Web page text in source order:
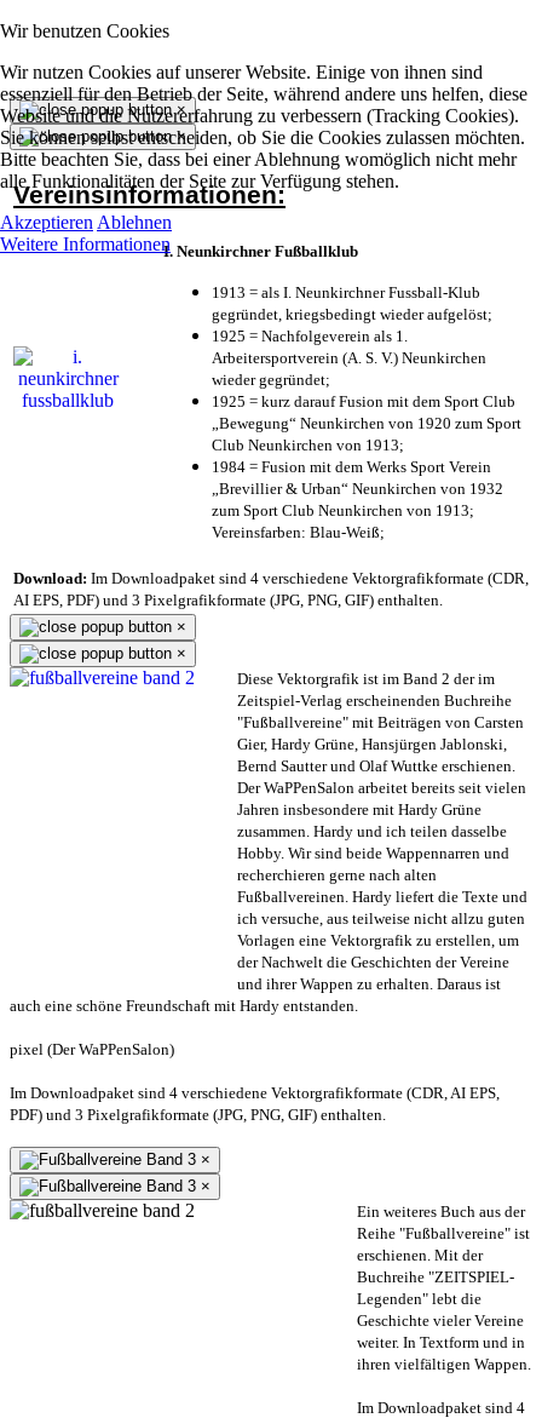
Wir benutzen Cookies
Wir nutzen Cookies auf unserer Website. Einige von ihnen sind
essenziell für den Betrieb der Seite, während andere uns helfen, diese
Website und die Nutzererfahrung zu verbessern (Tracking Cookies).
Sie können selbst entscheiden, ob Sie die Cookies zulassen möchten.
Bitte beachten Sie, dass bei einer Ablehnung womöglich nicht mehr
alle Funktionalitäten der Seite zur Verfügung stehen.
Akzeptieren Ablehnen
Weitere Informationen
×
×
Vereinsinformationen:
I. Neunkirchner Fußballklub
1913 = als I. Neunkirchner Fussball-Klub
gegründet, kriegsbedingt wieder aufgelöst;
1925 = Nachfolgeverein als 1.
Arbeitersportverein (A. S. V.) Neunkirchen
wieder gegründet;
1925 = kurz darauf Fusion mit dem Sport Club
„Bewegung“ Neunkirchen von 1920 zum Sport
Club Neunkirchen von 1913;
1984 = Fusion mit dem Werks Sport Verein
„Brevillier & Urban“ Neunkirchen von 1932
zum Sport Club Neunkirchen von 1913;
Vereinsfarben: Blau-Weiß;
Download: Im Downloadpaket sind 4 verschiedene Vektorgrafikformate (CDR,
AI EPS, PDF) und 3 Pixelgrafikformate (JPG, PNG, GIF) enthalten.
×
×
Diese Vektorgrafik ist im Band 2 der im
Zeitspiel-Verlag erscheinenden Buchreihe
"Fußballvereine" mit Beiträgen von Carsten
Gier, Hardy Grüne, Hansjürgen Jablonski,
Bernd Sautter und Olaf Wuttke erschienen.
Der WaPPenSalon arbeitet bereits seit vielen
Jahren insbesondere mit Hardy Grüne
zusammen. Hardy und ich teilen dasselbe
Hobby. Wir sind beide Wappennarren und
recherchieren gerne nach alten
Fußballvereinen. Hardy liefert die Texte und
ich versuche, aus teilweise nicht allzu guten
Vorlagen eine Vektorgrafik zu erstellen, um
der Nachwelt die Geschichten der Vereine
und ihrer Wappen zu erhalten. Daraus ist
auch eine schöne Freundschaft mit Hardy entstanden.
pixel (Der WaPPenSalon)
Im Downloadpaket sind 4 verschiedene Vektorgrafikformate (CDR, AI EPS,
PDF) und 3 Pixelgrafikformate (JPG, PNG, GIF) enthalten.
×
×
Ein weiteres Buch aus der
Reihe "Fußballvereine" ist
erschienen. Mit der
Buchreihe "ZEITSPIEL-
Legenden" lebt die
Geschichte vieler Vereine
weiter. In Textform und in
ihren vielfältigen Wappen.
Im Downloadpaket sind 4